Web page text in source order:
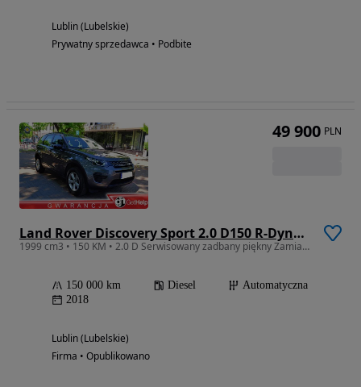
Lublin (Lubelskie)
Prywatny sprzedawca • Podbite
Land Rover Discovery Sport 2.0 D150 R-Dynamic S
1999 cm3 • 150 KM • 2.0 D Serwisowany zadbany piękny Zamiana
150 000 km Diesel
Automatyczna
2018
Lublin (Lubelskie)
Firma • Opublikowano
49 900 PLN